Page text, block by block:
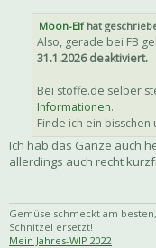
Moon-Elfhat
Also, gerade bei FB
31.1.2026 deaktiviert.
Bei stoffe.de selber
Informationen.
Finde ich ein bisschen
Ich hab das Ganze auch
allerdings auch recht
Gemüse schmeckt am
Schnitzel ersetzt!
Mein Jahres-WIP 2022